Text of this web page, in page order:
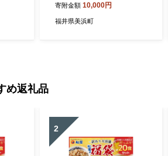
しツルツル 手打ち 生麺 麺類
釜揚げ 簡単調理 美味しいう
寄附金額 10,000円
福井県美浜町
め返礼品
2